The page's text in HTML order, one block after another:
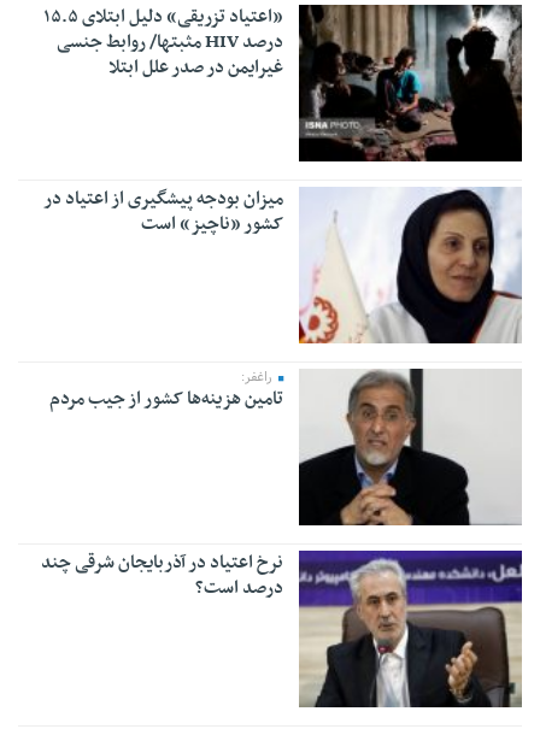
«اعتیاد تزریقی» دلیل ابتلای ۱۵.۵
درصد HIV مثبتها/ روابط جنسی
غیرایمن در صدر علل ابتلا
میزان بودجه پیشگیری از اعتیاد در
کشور «ناچیز» است
راغفر:
تامین هزینه‌ها کشور از جیب مردم
نرخ اعتیاد در آذربایجان شرقی چند
درصد است؟